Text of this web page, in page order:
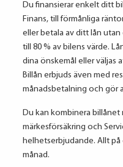
Du finansierar enkelt ditt
Finans, till förmånliga
eller betala av ditt lån
till 80 % av bilens värde.
dina önskemål eller väljas
Billån erbjuds även med
månadsbetalning och gör
Du kan kombinera billånet
märkesförsäkring och
helhetserbjudande. Allt
månad.